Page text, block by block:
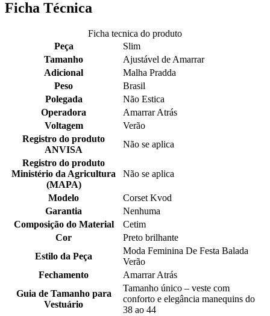
Ficha Técnica
Ficha tecnica do produto
Peça
Slim
Tamanho
Ajustável de Amarrar
Adicional
Malha Pradda
Peso
Brasil
Polegada
Não Estica
Operadora
Amarrar Atrás
Voltagem
Verão
Registro do produto
ANVISA
Não se aplica
Registro do produto
Ministério da Agricultura
(MAPA)
Não se aplica
Modelo
Corset Kvod
Garantia
Nenhuma
Composição do Material
Cetim
Cor
Preto brilhante
Estilo da Peça
Moda Feminina De Festa Balada
Verão
Fechamento
Amarrar Atrás
Guia de Tamanho para
Vestuário
Tamanho único – veste com
conforto e elegância manequins do
38 ao 44